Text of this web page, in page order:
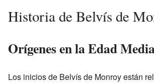
Historia de Belvís de
Orígenes en la Edad
Los inicios de Belvís de Monroy están